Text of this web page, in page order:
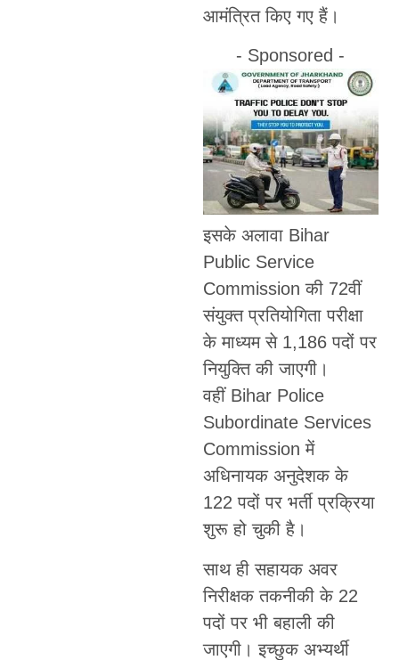
आमंत्रित किए गए हैं।
- Sponsored -
इसके अलावा Bihar
Public Service
Commission की 72वीं
संयुक्त प्रतियोगिता परीक्षा
के माध्यम से 1,186 पदों पर
नियुक्ति की जाएगी।
वहीं Bihar Police
Subordinate Services
Commission में
अधिनायक अनुदेशक के
122 पदों पर भर्ती प्रक्रिया
शुरू हो चुकी है।
साथ ही सहायक अवर
निरीक्षक तकनीकी के 22
पदों पर भी बहाली की
जाएगी। इच्छुक अभ्यर्थी